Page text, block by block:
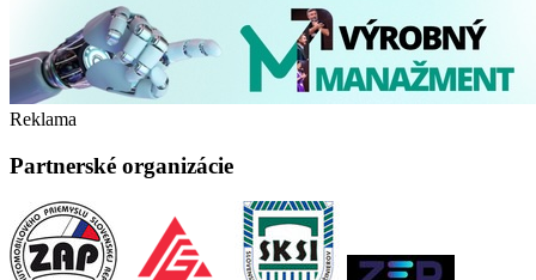
Reklama
Partnerské organizácie